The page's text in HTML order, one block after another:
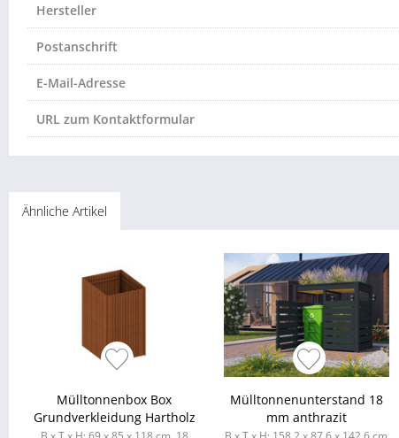
Hersteller
Postanschrift
E-Mail-Adresse
URL zum Kontaktformular
Ähnliche Artikel
Mülltonnenbox Box
Grundverkleidung Hartholz
Mülltonnenunterstand 18
mm anthrazit